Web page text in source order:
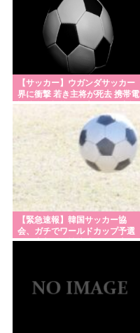
【サッカー】ウガンダサッカー
界に衝撃 若き主将が死去 携帯電
話強盗に抵抗した末に石で滅多
打ち… 国民が怒り「リーダーを
失った」
【緊急速報】韓国サッカー協
会、ガチでワールドカップ予選
での審判への性接待がバレ大炎